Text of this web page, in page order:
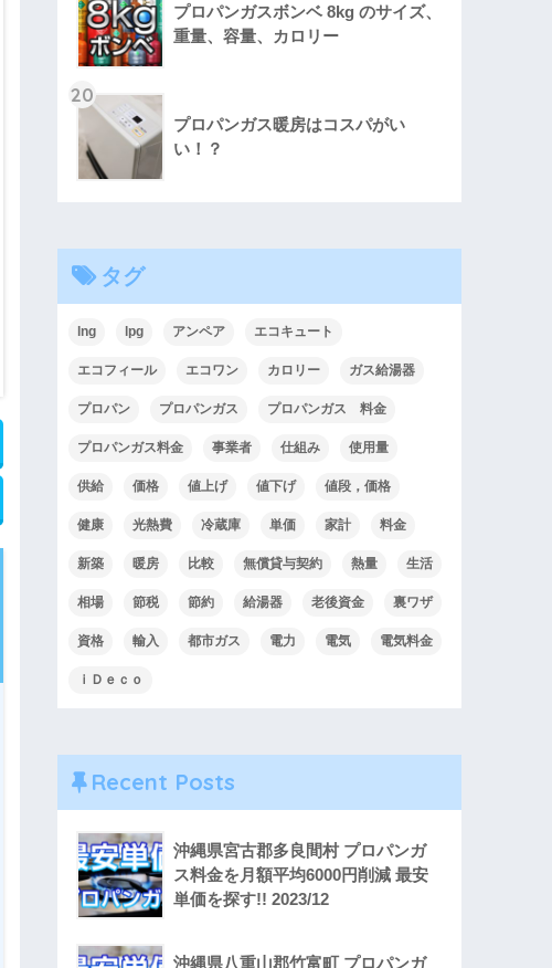
プロパンガスボンベ 8kg のサイズ、
重量、容量、カロリー
20
プロパンガス暖房はコスパがい
い！？
タグ
lng lpg アンペア エコキュート
エコフィール エコワン カロリー ガス給湯器
プロパン プロパンガス プロパンガス 料金
プロパンガス料金 事業者 仕組み 使用量
供給 価格 値上げ 値下げ 値段，価格
健康 光熱費 冷蔵庫 単価 家計 料金
新築 暖房 比較 無償貸与契約 熱量 生活
相場 節税 節約 給湯器 老後資金 裏ワザ
資格 輸入 都市ガス 電力 電気 電気料金
ｉＤｅｃｏ
Recent Posts
沖縄県宮古郡多良間村 プロパンガ
ス料金を月額平均6000円削減 最安
単価を探す!! 2023/12
沖縄県八重山郡竹富町 プロパンガ